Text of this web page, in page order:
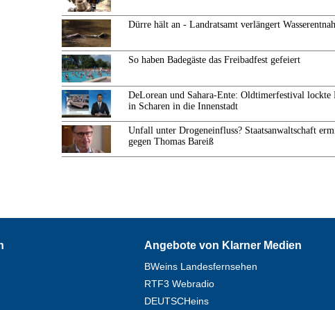
Dürre hält an - Landratsamt verlängert
So haben Badegäste das Freibadfest gefeiert
DeLorean und Sahara-Ente: Oldtimerfestival lockte
in Scharen in die Innenstadt
Unfall unter Drogeneinfluss? Staatsanwaltschaft
gegen Thomas Bareiß
Angebote von Klarner Medien
BWeins Landesfernsehen
RTF3 Webradio
DEUTSCHeins